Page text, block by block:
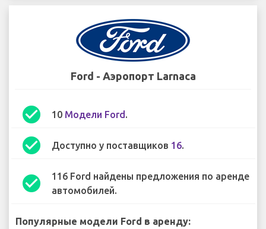
Ford - Аэропорт Larnaca
check_circle 10 Модели Ford.
check_circle Доступно у поставщиков 16.
check_circle
116 Ford найдены предложения по аренде
автомобилей.
Популярные модели Ford в аренду: